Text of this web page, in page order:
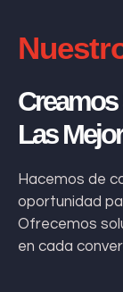
Creamos
Las
Hacemos de
oportunidad
Ofrecemos
en cada